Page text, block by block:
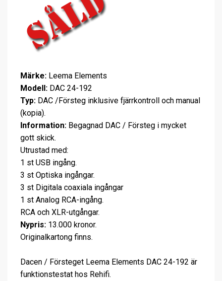
Märke: Leema Elements
Modell: DAC 24-192
Typ: DAC /Försteg inklusive fjärrkontroll och manual
(kopia).
Information: Begagnad DAC / Försteg i mycket
gott skick.
Utrustad med:
1 st USB ingång.
3 st Optiska ingångar.
3 st Digitala coaxiala ingångar
1 st Analog RCA-ingång.
RCA och XLR-utgångar.
Nypris: 13.000 kronor.
Originalkartong finns.
Dacen / Försteget Leema Elements DAC 24-192 är
funktionstestat hos Rehifi.